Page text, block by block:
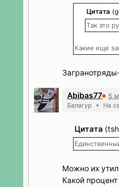
Цитата
Так это
Какие еще
Abibas77 5
Балагур • На
Цитата
Можно их
Какой